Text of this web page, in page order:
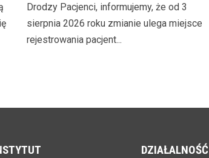
Drodzy Pacjenci, informujemy, że od 3
sierpnia 2026 roku zmianie ulega miejsce
rejestrowania pacjent...
DZIAŁALNOŚĆ